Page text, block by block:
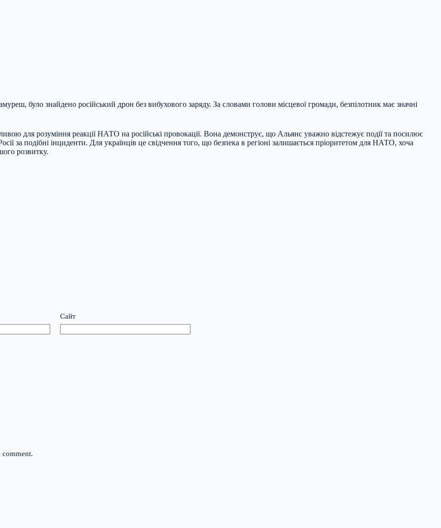
було знайдено російський дрон без вибухового заряду. За словами голови місцевої громади, безпілотник має значні
для розуміння реакції НАТО на російські провокації. Вона демонструє, що Альянс уважно відстежує події та посилює
за подібні інциденти. Для українців це свідчення того, що безпека в регіоні залишається пріоритетом для НАТО, хоча
розвитку.
Сайт
comment.